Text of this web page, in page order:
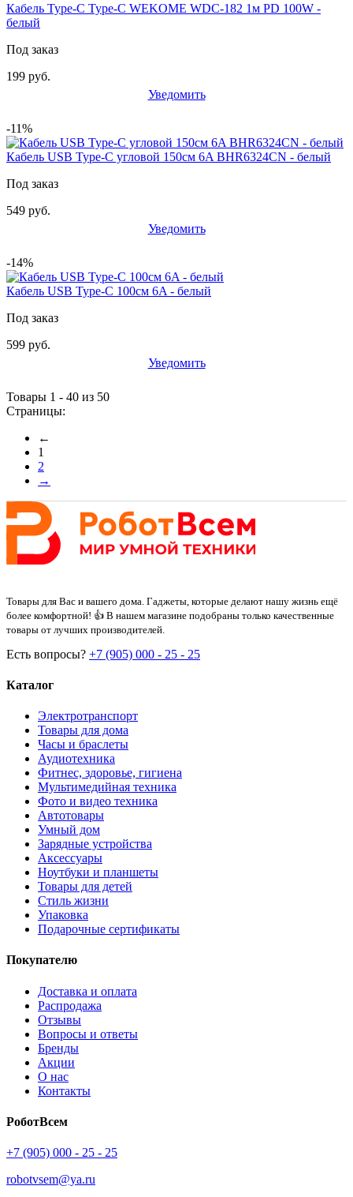
Кабель Type-C Type-C WEKOME WDC-182 1м PD 100W -
белый
Под заказ
199 руб.
Уведомить
-11%
Кабель USB Type-C угловой 150см 6A BHR6324CN - белый
Под заказ
549 руб.
Уведомить
-14%
Кабель USB Type-C 100см 6A - белый
Под заказ
599 руб.
Уведомить
Товары 1 - 40 из 50
Страницы:
←
1
2
→
Товары для Вас и вашего дома. Гаджеты, которые делают нашу жизнь ещё
более комфортной! 👍 В нашем магазине подобраны только качественные
товары от лучших производителей.
Есть вопросы? +7 (905) 000 - 25 - 25
Каталог
Электротранспорт
Товары для дома
Часы и браслеты
Аудиотехника
Фитнес, здоровье, гигиена
Мультимедийная техника
Фото и видео техника
Автотовары
Умный дом
Зарядные устройства
Аксессуары
Ноутбуки и планшеты
Товары для детей
Стиль жизни
Упаковка
Подарочные сертификаты
Покупателю
Доставка и оплата
Распродажа
Отзывы
Вопросы и ответы
Бренды
Акции
О нас
Контакты
РоботВсем
+7 (905) 000 - 25 - 25
robotvsem@ya.ru